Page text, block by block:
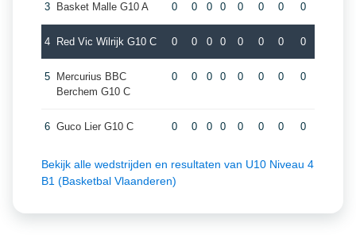
3 Basket Malle G10 A 0 0 0 0 0 0 0 0
4 Red Vic Wilrijk G10 C 0 0 0 0 0 0 0 0
5
Mercurius BBC
Berchem G10 C
0 0 0 0 0 0 0 0
6 Guco Lier G10 C 0 0 0 0 0 0 0 0
Bekijk alle wedstrijden en resultaten van U10 Niveau 4
B1 (Basketbal Vlaanderen)